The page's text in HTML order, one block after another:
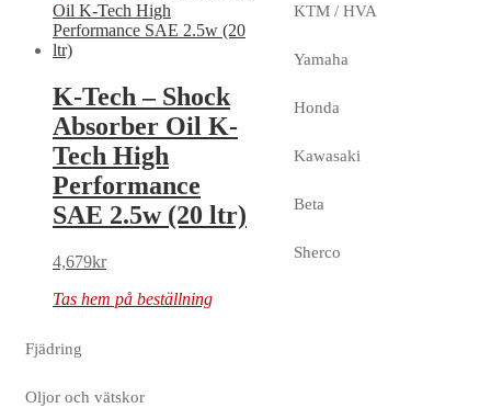
K-Tech – Shock
Absorber Oil K-
Tech High
Performance
SAE 2.5w (20 ltr)
4,679kr
Tas hem på beställning
KTM / HVA
Yamaha
Honda
Kawasaki
Beta
Sherco
Fjädring
Oljor och vätskor